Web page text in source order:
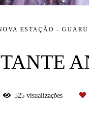
ESTAÇÃO -
525visualizações